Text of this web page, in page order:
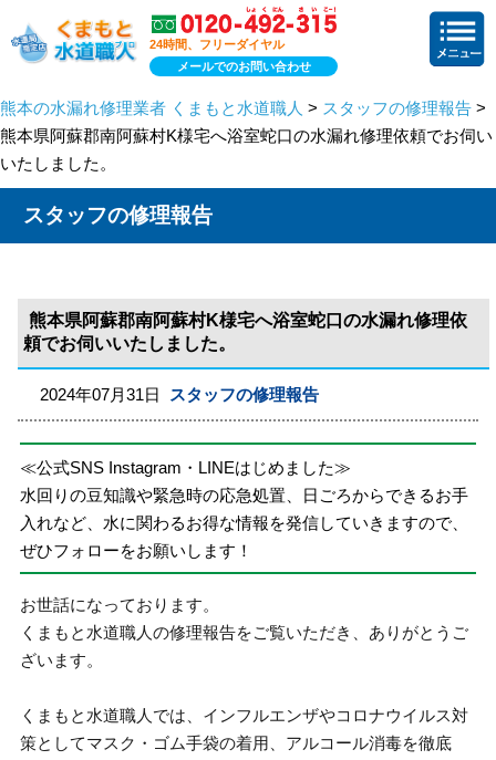
24時間、フリーダイヤル
メールでのお問い合わせ
熊本の水漏れ修理業者 くまもと水道職人 > スタッフの修理報告 >
熊本県阿蘇郡南阿蘇村K様宅へ浴室蛇口の水漏れ修理依頼でお伺い
いたしました。
スタッフの修理報告
熊本県阿蘇郡南阿蘇村K様宅へ浴室蛇口の水漏れ修理依
頼でお伺いいたしました。
2024年07月31日 スタッフの修理報告
≪公式SNS Instagram・LINEはじめました≫
水回りの豆知識や緊急時の応急処置、日ごろからできるお手
入れなど、水に関わるお得な情報を発信していきますので、
ぜひフォローをお願いします！
お世話になっております。
くまもと水道職人の修理報告をご覧いただき、ありがとうご
ざいます。
くまもと水道職人では、インフルエンザやコロナウイルス対
策としてマスク・ゴム手袋の着用、アルコール消毒を徹底